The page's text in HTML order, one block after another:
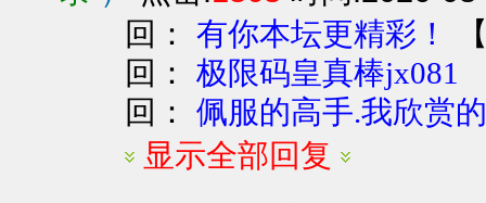
回：有你本坛更精彩！
回：极限码皇真棒jx081
回：佩服的高手.我欣赏
显示全部回复